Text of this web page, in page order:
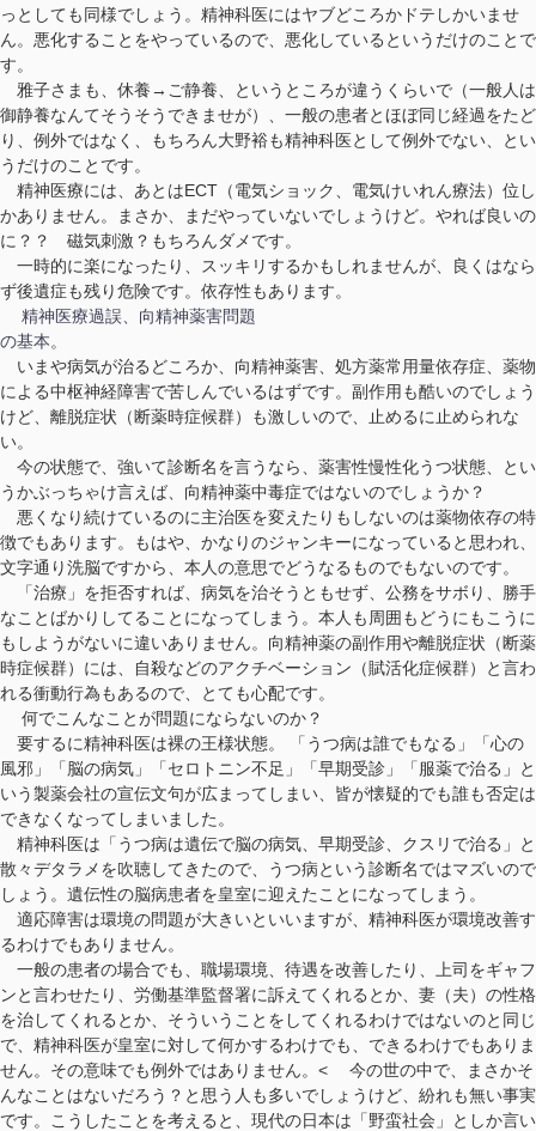
っとしても同様でしょう。精神科医にはヤブどころかドテしかいませ
ん。悪化することをやっているので、悪化しているというだけのことで
す。
雅子さまも、休養→ご静養、というところが違うくらいで（一般人は
御静養なんてそうそうできませが）、一般の患者とほぼ同じ経過をたど
り、例外ではなく、もちろん大野裕も精神科医として例外でない、とい
うだけのことです。
精神医療には、あとはECT（電気ショック、電気けいれん療法）位し
かありません。まさか、まだやっていないでしょうけど。やれば良いの
に？？ 磁気刺激？もちろんダメです。
一時的に楽になったり、スッキリするかもしれませんが、良くはなら
ず後遺症も残り危険です。依存性もあります。
精神医療過誤、向精神薬害問題
の基本。
いまや病気が治るどころか、向精神薬害、処方薬常用量依存症、薬物
による中枢神経障害で苦しんでいるはずです。副作用も酷いのでしょう
けど、離脱症状（断薬時症候群）も激しいので、止めるに止められな
い。
今の状態で、強いて診断名を言うなら、薬害性慢性化うつ状態、とい
うかぶっちゃけ言えば、向精神薬中毒症ではないのでしょうか？
悪くなり続けているのに主治医を変えたりもしないのは薬物依存の特
徴でもあります。もはや、かなりのジャンキーになっていると思われ、
文字通り洗脳ですから、本人の意思でどうなるものでもないのです。
「治療」を拒否すれば、病気を治そうともせず、公務をサボり、勝手
なことばかりしてることになってしまう。本人も周囲もどうにもこうに
もしようがないに違いありません。向精神薬の副作用や離脱症状（断薬
時症候群）には、自殺などのアクチベーション（賦活化症候群）と言わ
れる衝動行為もあるので、とても心配です。
何でこんなことが問題にならないのか？
要するに精神科医は裸の王様状態。 「うつ病は誰でもなる」「心の
風邪」「脳の病気」「セロトニン不足」「早期受診」「服薬で治る」と
いう製薬会社の宣伝文句が広まってしまい、皆が懐疑的でも誰も否定は
できなくなってしまいました。
精神科医は「うつ病は遺伝で脳の病気、早期受診、クスリで治る」と
散々デタラメを吹聴してきたので、うつ病という診断名ではマズいので
しょう。遺伝性の脳病患者を皇室に迎えたことになってしまう。
適応障害は環境の問題が大きいといいますが、精神科医が環境改善す
るわけでもありません。
一般の患者の場合でも、職場環境、待遇を改善したり、上司をギャフ
ンと言わせたり、労働基準監督署に訴えてくれるとか、妻（夫）の性格
を治してくれるとか、そういうことをしてくれるわけではないのと同じ
で、精神科医が皇室に対して何かするわけでも、できるわけでもありま
せん。その意味でも例外ではありません。< 今の世の中で、まさかそ
んなことはないだろう？と思う人も多いでしょうけど、紛れも無い事実
です。こうしたことを考えると、現代の日本は「野蛮社会」としか言い